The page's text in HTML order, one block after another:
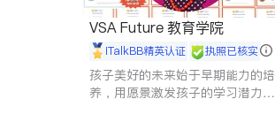
VSA Future 教育学院
iTalkBB精英认证 执照已核实
孩子美好的未来始于早期能力的培
养，用愿景激发孩子的学习潜力和